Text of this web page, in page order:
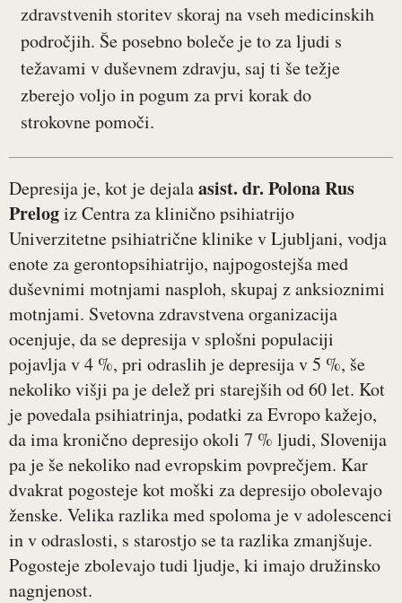
zdravstvenih storitev skoraj na vseh medicinskih
področjih. Še posebno boleče je to za ljudi s
težavami v duševnem zdravju, saj ti še težje
zberejo voljo in pogum za prvi korak do
strokovne pomoči.
Depresija je, kot je dejalaasist. dr. Polona Rus
Prelogiz Centra za klinično psihiatrijo
Univerzitetne psihiatrične klinike v Ljubljani, vodja
enote za gerontopsihiatrijo, najpogostejša med
duševnimi motnjami nasploh, skupaj z anksioznimi
motnjami. Svetovna zdravstvena organizacija
ocenjuje, da se depresija v splošni populaciji
pojavlja v 4 %, pri odraslih je depresija v 5 %, še
nekoliko višji pa je delež pri starejših od 60 let. Kot
je povedala psihiatrinja, podatki za Evropo kažejo,
da ima kronično depresijo okoli 7 % ljudi, Slovenija
pa je še nekoliko nad evropskim povprečjem. Kar
dvakrat pogosteje kot moški za depresijo obolevajo
ženske. Velika razlika med spoloma je v adolescenci
in v odraslosti, s starostjo se ta razlika zmanjšuje.
Pogosteje zbolevajo tudi ljudje, ki imajo družinsko
nagnjenost.